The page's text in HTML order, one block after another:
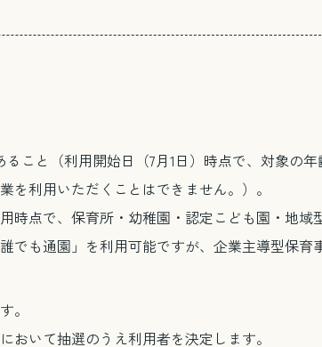
ること（利用開始日（7月1日）時点で、対象の
を利用いただくことはできません。）。
時点で、保育所・幼稚園・認定こども園・地
でも通園」を利用可能ですが、企業主導型保育
。
いて抽選のうえ利用者を決定します。